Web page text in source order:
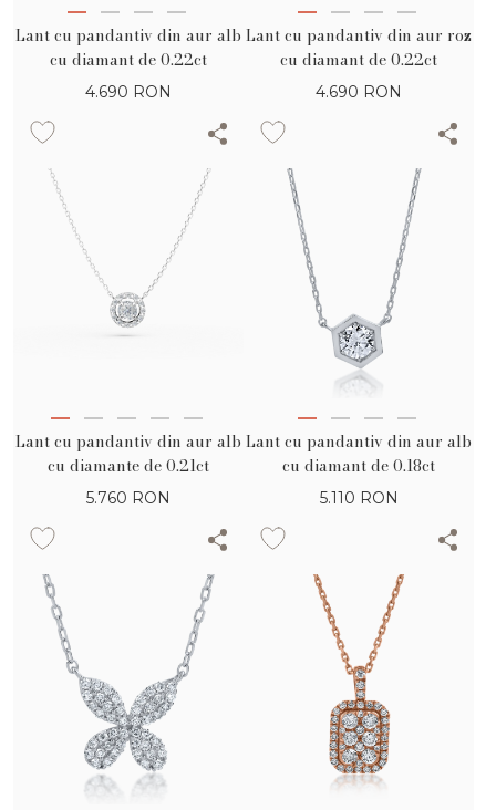
Lant cu pandantiv din aur alb
cu diamant de 0.22ct
4.690 RON
Lant cu pandantiv din aur roz
cu diamant de 0.22ct
4.690 RON
Lant cu pandantiv din aur alb
cu diamante de 0.21ct
5.760 RON
Lant cu pandantiv din aur alb
cu diamant de 0.18ct
5.110 RON